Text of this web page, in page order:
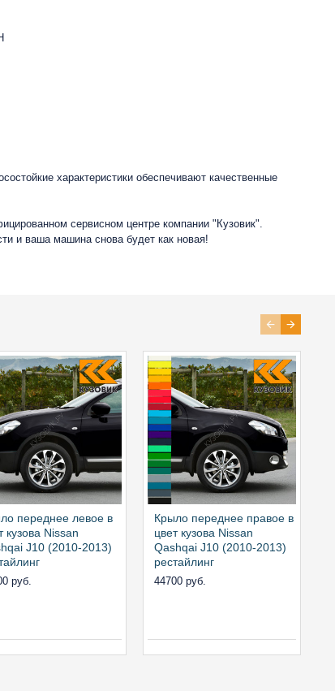
характеристики обеспечивают качественные
сервисном центре компании "Кузовик".
и ваша машина снова будет как новая!
переднее левое в
кузова Nissan
J10 (2010-2013)
руб.
Крыло переднее правое в
цвет кузова Nissan
Qashqai J10 (2010-2013)
рестайлинг
44700 руб.